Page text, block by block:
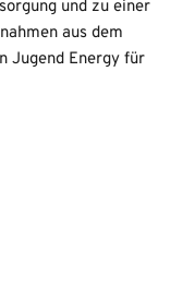
und zu einer
aus dem
Jugend Energy für